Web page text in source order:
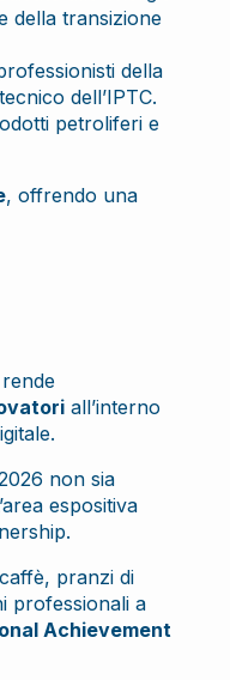
della transizione
della
dell’IPTC.
petroliferi e
, offrendo una
all’interno
non sia
espositiva
pranzi di
professionali a
Achievement